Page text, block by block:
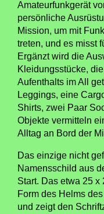
Amateurfunkgerät
persönliche
Mission, um mit
treten, und es misst
Ergänzt wird die
Kleidungsstücke,
Aufenthalts im All
Leggings, eine
Shirts, zwei Paar
Objekte vermitteln
Alltag an Bord der
Das einzige nicht
Namensschild aus
Start. Das etwa 25
Form des Helms
und zeigt den